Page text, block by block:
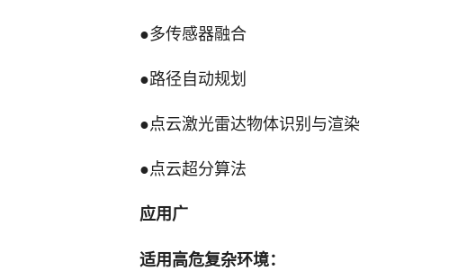
●多传感器融合
●路径自动规划
●点云激光雷达物体识别与渲染
●点云超分算法
应用广
适用高危复杂环境：